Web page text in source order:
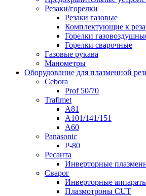
Резаки/горелки
Резаки газовые
Комплектующие к
Горелки
Горелки сварочные
Газовые рукава
Манометры
Оборудование для плазменной
Cebora
Prof 50/70
Trafimet
A81
A101/141/151
A60
Panasonic
P-80
Ресанта
Инверторные
Сварог
Инверторные
Плазмотроны CUT